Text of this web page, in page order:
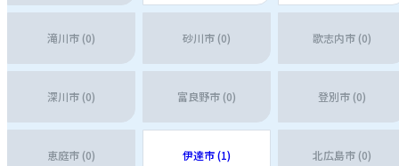
滝川市 (0) 砂川市 (0) 歌志内市 (0)
深川市 (0) 富良野市 (0) 登別市 (0)
恵庭市 (0) 伊達市 (1) 北広島市 (0)